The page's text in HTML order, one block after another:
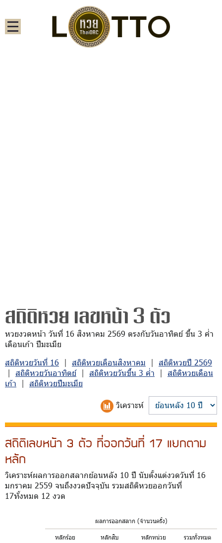
สถิติหวย เลขหน้า 3 ตัว
หวยงวดหน้า วันที่ 16 สิงหาคม 2569 ตรงกับวันอาทิตย์ ขึ้น 3 ค่ำ
เดือนเก้า ปีมะเมีย
สถิติหวยวันที่ 16 | สถิติหวยเดือนสิงหาคม | สถิติหวยปี 2569
| สถิติหวยวันอาทิตย์| สถิติหวยวันขึ้น 3 ค่ำ | สถิติหวยเดือน
เก้า | สถิติหวยปีมะเมีย
วิเคราะห์
สถิติเลขหน้า 3 ตัว ที่ออกวันที่ 17 แยกตาม
หลัก
วิเคราะห์ผลการออกสลากย้อนหลัง 10 ปี นับตั้งแต่งวดวันที่ 16
มกราคม 2559 จนถึงงวดปัจจุบัน รวมสถิติหวยออกวันที่
17ทั้งหมด 12 งวด
ผลการออกสลาก (จำนวนครั้ง)
หลักร้อย หลักสิบ หลักหน่วย รวมทั้งหมด